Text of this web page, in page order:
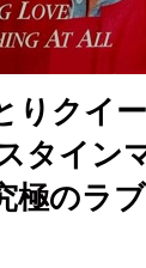
りクイー
タイン
極のラブ